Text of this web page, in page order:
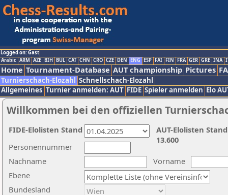
Logged on: Gast
Arabic ARM AZE BIH BUL CAT CHN CRO CZE DEN ENG ESP FAI FIN FRA GER GRE INA
Home Tournament-Database AUT championship Pictures
Turnierschach-Elozahl Schnellschach-Elozahl
Allgemeines Turnier anmelden: AUT FIDE Spieler anmelden Elo
Willkommen bei den offiziellen
Nachname
Vorname
Ebene
Personennummer
Bundesland
AUT-Elolisten
13.600
FIDE-Elolisten Stand